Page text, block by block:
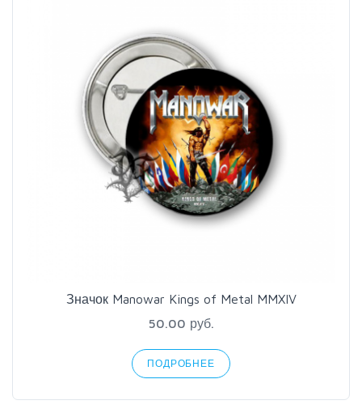
Значок Manowar Kings of Metal MMXIV
50.00 руб.
ПОДРОБНЕЕ